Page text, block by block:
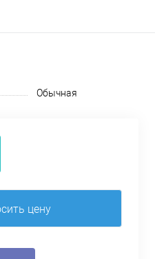
Обычная
цену